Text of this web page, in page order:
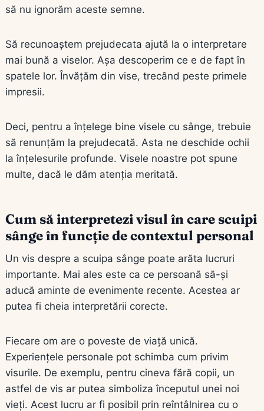
să nu ignorăm aceste semne.
Să recunoaștem prejudecata ajută la o interpretare
mai bună a viselor. Așa descoperim ce e de fapt în
spatele lor. Învățăm din vise, trecând peste primele
impresii.
Deci, pentru a înțelege bine visele cu sânge, trebuie
să renunțăm la prejudecată. Asta ne deschide ochii
la înțelesurile profunde. Visele noastre pot spune
multe, dacă le dăm atenția meritată.
Cum să interpretezi visul în care scuipi
sânge în funcție de contextul personal
Un vis despre a scuipa sânge poate arăta lucruri
importante. Mai ales este ca ce persoană să-și
aducă aminte de evenimente recente. Acestea ar
putea fi cheia interpretării corecte.
Fiecare om are o poveste de viață unică.
Experiențele personale pot schimba cum privim
visurile. De exemplu, pentru cineva fără copii, un
astfel de vis ar putea simboliza începutul unei noi
vieți. Acest lucru ar fi posibil prin reîntâlnirea cu o